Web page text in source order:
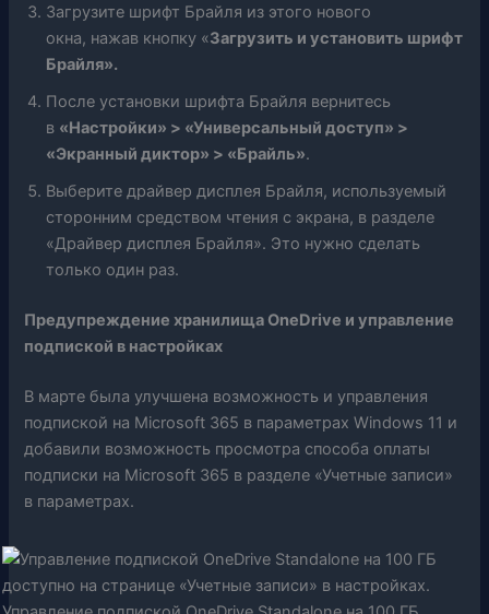
Загрузите шрифт Брайля из этого нового
окна, нажав кнопку «Загрузить и установить шрифт
Брайля».
После установки шрифта Брайля вернитесь
в «Настройки» > «Универсальный доступ» >
«Экранный диктор» > «Брайль».
Выберите драйвер дисплея Брайля, используемый
сторонним средством чтения с экрана, в разделе
«Драйвер дисплея Брайля». Это нужно сделать
только один раз.
Предупреждение хранилища OneDrive и управление
подпиской в ​​настройках
В марте была улучшена возможность и управления
подпиской на Microsoft 365 в параметрах Windows 11 и
добавили возможность просмотра способа оплаты
подписки на Microsoft 365 в разделе «Учетные записи»
в параметрах.